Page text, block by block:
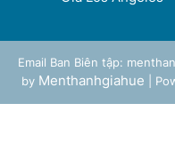
Email Ban Biên tập:
by Menthanhgiahue |